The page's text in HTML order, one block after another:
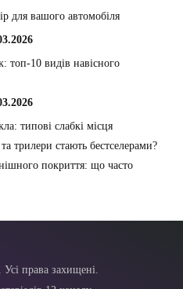
для вашого автомобіля
топ-10 видів навісного
типові слабкі місця
трилери стають бестселерами?
покриття: що часто
права захищені.